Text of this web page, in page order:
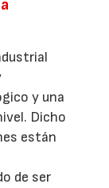
y una
Dicho
están
de ser